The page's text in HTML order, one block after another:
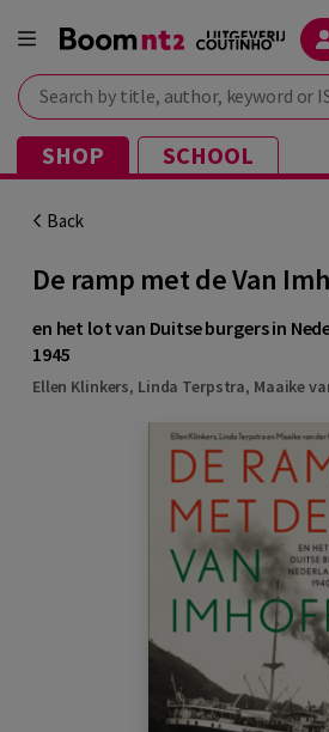
Search by title, author, keyword or ISBN
SHOP SCHOOL
Back
De ramp met de Van
en het lot van Duitse burgers in
1945
Ellen Klinkers, Linda Terpstra, Maaike